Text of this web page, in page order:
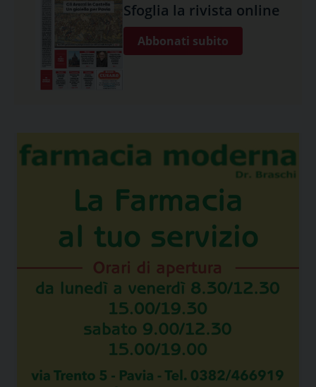
Sfoglia la rivista online
Abbonati subito